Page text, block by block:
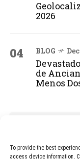
To provide the best
access device information.
2026
04 BLOG
de
Menos